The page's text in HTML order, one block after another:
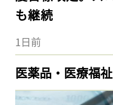
も継続
1日前
医薬品・医療福祉